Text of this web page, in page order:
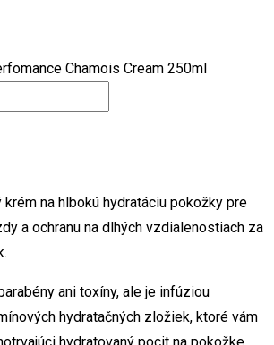
Chamois Cream 250ml
na hlbokú hydratáciu pokožky pre
a ochranu na dlhých vzdialenostiach za
ani toxíny, ale je infúziou
hydratačných zložiek, ktoré vám